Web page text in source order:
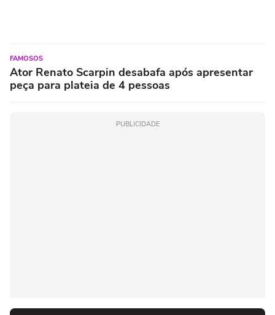
FAMOSOS
Ator Renato Scarpin desabafa após apresentar
peça para plateia de 4 pessoas
PUBLICIDADE